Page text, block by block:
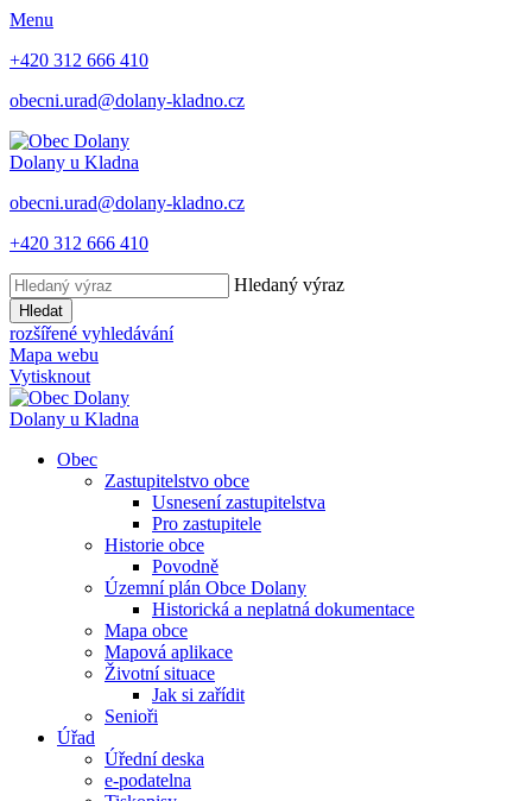
Menu
+420 312 666 410
obecni.urad@dolany-kladno.cz
Dolany u Kladna
obecni.urad@dolany-kladno.cz
+420 312 666 410
Hledaný výraz
Hledat
rozšířené vyhledávání
Mapa webu
Vytisknout
Dolany u Kladna
Obec
Zastupitelstvo obce
Usnesení zastupitelstva
Pro zastupitele
Historie obce
Povodně
Územní plán Obce Dolany
Historická a neplatná dokumentace
Mapa obce
Mapová aplikace
Životní situace
Jak si zařídit
Senioři
Úřad
Úřední deska
e-podatelna